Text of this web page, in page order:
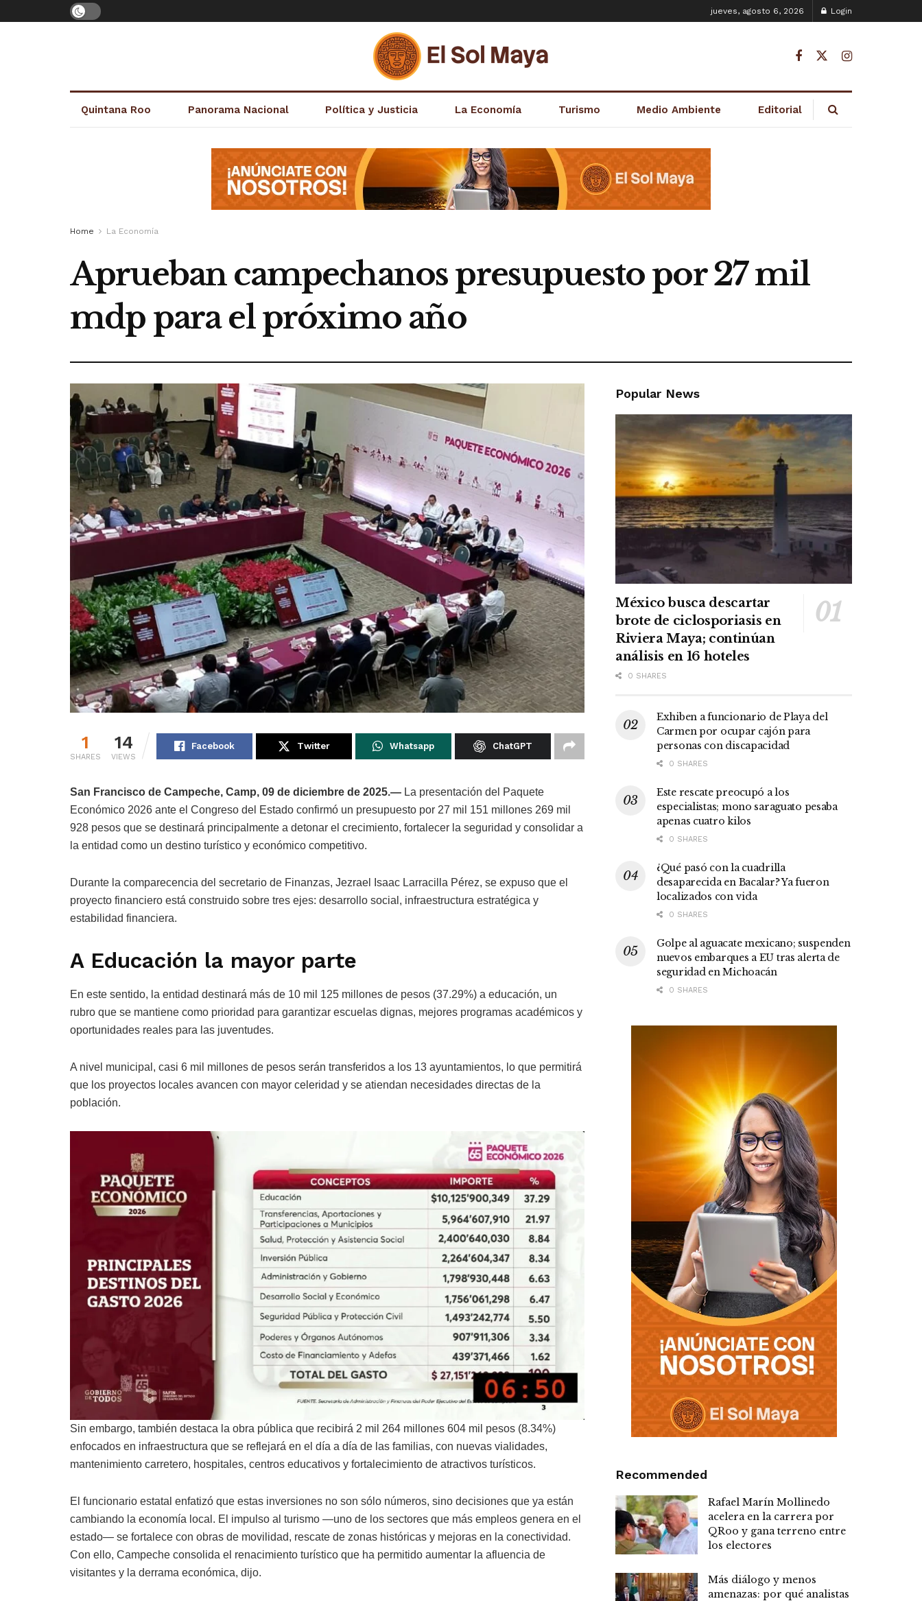
jueves, agosto 6, 2026 Login
Quintana Roo Panorama Nacional Política y Justicia La Economía Turismo Medio Ambiente Editorial
Home La Economía
Aprueban campechanos presupuesto por 27 mil
mdp para el próximo año
1
SHARES
14
VIEWS
Facebook Twitter Whatsapp ChatGPT
San Francisco de Campeche, Camp, 09 de diciembre de 2025.— La presentación del Paquete
Económico 2026 ante el Congreso del Estado confirmó un presupuesto por 27 mil 151 millones 269 mil
928 pesos que se destinará principalmente a detonar el crecimiento, fortalecer la seguridad y consolidar a
la entidad como un destino turístico y económico competitivo.
Durante la comparecencia del secretario de Finanzas, Jezrael Isaac Larracilla Pérez, se expuso que el
proyecto financiero está construido sobre tres ejes: desarrollo social, infraestructura estratégica y
estabilidad financiera.
A Educación la mayor parte
En este sentido, la entidad destinará más de 10 mil 125 millones de pesos (37.29%) a educación, un
rubro que se mantiene como prioridad para garantizar escuelas dignas, mejores programas académicos y
oportunidades reales para las juventudes.
A nivel municipal, casi 6 mil millones de pesos serán transferidos a los 13 ayuntamientos, lo que permitirá
que los proyectos locales avancen con mayor celeridad y se atiendan necesidades directas de la
población.
Sin embargo, también destaca la obra pública que recibirá 2 mil 264 millones 604 mil pesos (8.34%)
enfocados en infraestructura que se reflejará en el día a día de las familias, con nuevas vialidades,
mantenimiento carretero, hospitales, centros educativos y fortalecimiento de atractivos turísticos.
El funcionario estatal enfatizó que estas inversiones no son sólo números, sino decisiones que ya están
cambiando la economía local. El impulso al turismo —uno de los sectores que más empleos genera en el
estado— se fortalece con obras de movilidad, rescate de zonas históricas y mejoras en la conectividad.
Con ello, Campeche consolida el renacimiento turístico que ha permitido aumentar la afluencia de
visitantes y la derrama económica, dijo.
Popular News
México busca descartar
brote de ciclosporiasis en
Riviera Maya; continúan
análisis en 16 hoteles
0 SHARES
Exhiben a funcionario de Playa del
Carmen por ocupar cajón para
personas con discapacidad
0 SHARES
Este rescate preocupó a los
especialistas; mono saraguato pesaba
apenas cuatro kilos
0 SHARES
¿Qué pasó con la cuadrilla
desaparecida en Bacalar? Ya fueron
localizados con vida
0 SHARES
Golpe al aguacate mexicano; suspenden
nuevos embarques a EU tras alerta de
seguridad en Michoacán
0 SHARES
Recommended
Rafael Marín Mollinedo
acelera en la carrera por
QRoo y gana terreno entre
los electores
Más diálogo y menos
amenazas: por qué analistas